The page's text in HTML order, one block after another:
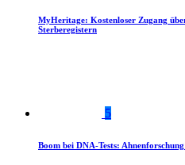
MyHeritage: Kostenloser Zugang
Sterberegistern
5
Boom bei DNA-Tests: